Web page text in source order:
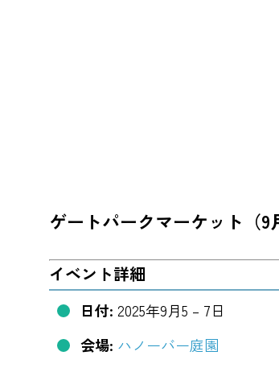
ゲートパークマーケット（9
イベント詳細
日付: 2025年9月5 – 7日
会場: ハノーバー庭園